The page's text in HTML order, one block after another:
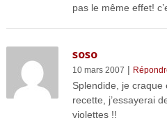
pas le même effet!
soso
10 mars 2007 |
Splendide, je craque
recette, j’essayerai
violettes !!